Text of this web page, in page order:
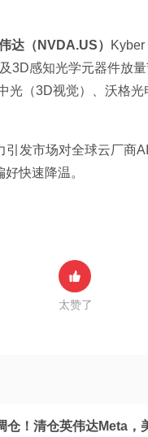
达（NVDA.US）
3D感知光学元器件放
光（3D视觉）、沃格
引发市场对全球云厂商
快速降温。
太赞了
仓！清仓英伟达Meta，